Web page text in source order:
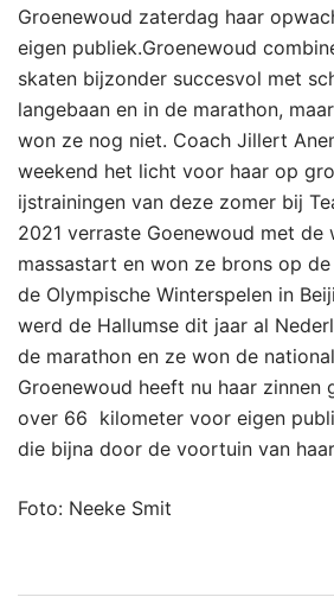
Groenewoud zaterdag haar
eigen publiek.Groenewoud
skaten bijzonder succesvol met
langebaan en in de marathon,
won ze nog niet. Coach Jillert
weekend het licht voor haar op
ijstrainingen van deze zomer bij
2021 verraste Goenewoud met de
massastart en won ze brons op
de Olympische Winterspelen in
werd de Hallumse dit jaar al
de marathon en ze won de
Groenewoud heeft nu haar zinnen
over 66 kilometer voor eigen
die bijna door de voortuin van
Foto: Neeke Smit